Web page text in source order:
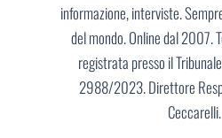
informazione, interviste.
del mondo. Online dal 2007.
registrata presso il
2988/2023. Direttore
Ceccarelli.